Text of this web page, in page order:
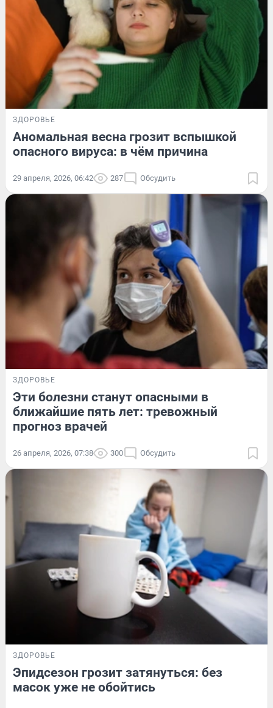
ЗДОРОВЬЕ
Аномальная весна грозит вспышкой
опасного вируса: в чём причина
29 апреля, 2026, 06:42 287 Обсудить
ЗДОРОВЬЕ
Эти болезни станут опасными в
ближайшие пять лет: тревожный
прогноз врачей
26 апреля, 2026, 07:38 300 Обсудить
ЗДОРОВЬЕ
Эпидсезон грозит затянуться: без
масок уже не обойтись